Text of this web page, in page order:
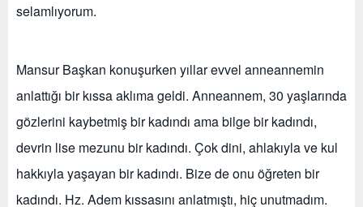
selamlıyorum.
Mansur Başkan konuşurken yıllar evvel anneannemin
anlattığı bir kıssa aklıma geldi. Anneannem, 30 yaşlarında
gözlerini kaybetmiş bir kadındı ama bilge bir kadındı,
devrin lise mezunu bir kadındı. Çok dini, ahlakıyla ve kul
hakkıyla yaşayan bir kadındı. Bize de onu öğreten bir
kadındı. Hz. Adem kıssasını anlatmıştı, hiç unutmadım.